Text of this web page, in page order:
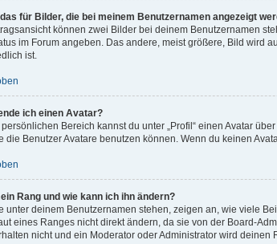
für Bilder, die bei meinem Benutzernamen angezeigt
können zwei Bilder bei deinem Benutzernamen
im Forum angeben. Das andere, meist größere, Bild wird
ist.
ich einen Avatar?
Bereich kannst du unter „Profil“ einen Avatar
die Benutzer Avatare benutzen können. Wenn du keinen
Rang und wie kann ich ihn ändern?
unter deinem Benutzernamen stehen, zeigen an, wie viele
eines Ranges nicht direkt ändern, da sie von der Board-
nicht und ein Moderator oder Administrator wird deinen